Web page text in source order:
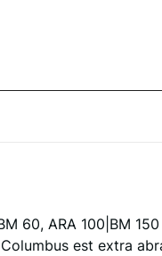
60, ARA 100|BM
est extra